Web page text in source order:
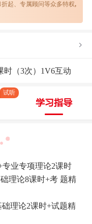
起、专属顾问等众多特权,
时（3次）1V6互动
试听
学习指导
业专项理论2课时
理论8课时+考 题精
理论2课时+试题精